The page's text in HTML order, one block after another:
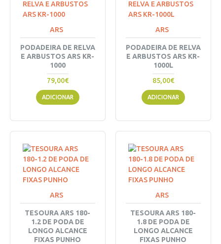
ARS
PODADEIRA DE RELVA
E ARBUSTOS ARS KR-
1000
79,00€
ADICIONAR
ARS
PODADEIRA DE RELVA
E ARBUSTOS ARS KR-
1000L
85,00€
ADICIONAR
ARS
TESOURA ARS 180-
1.2 DE PODA DE
LONGO ALCANCE
FIXAS PUNHO
ARS
TESOURA ARS 180-
1.8 DE PODA DE
LONGO ALCANCE
FIXAS PUNHO